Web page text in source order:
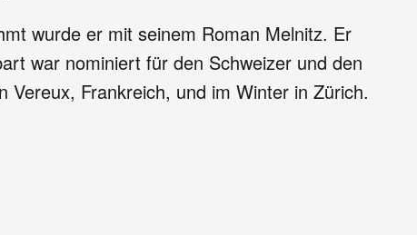
wurde er mit seinem Roman Melnitz. Er
war nominiert für den Schweizer und den
Frankreich, und im Winter in Zürich.